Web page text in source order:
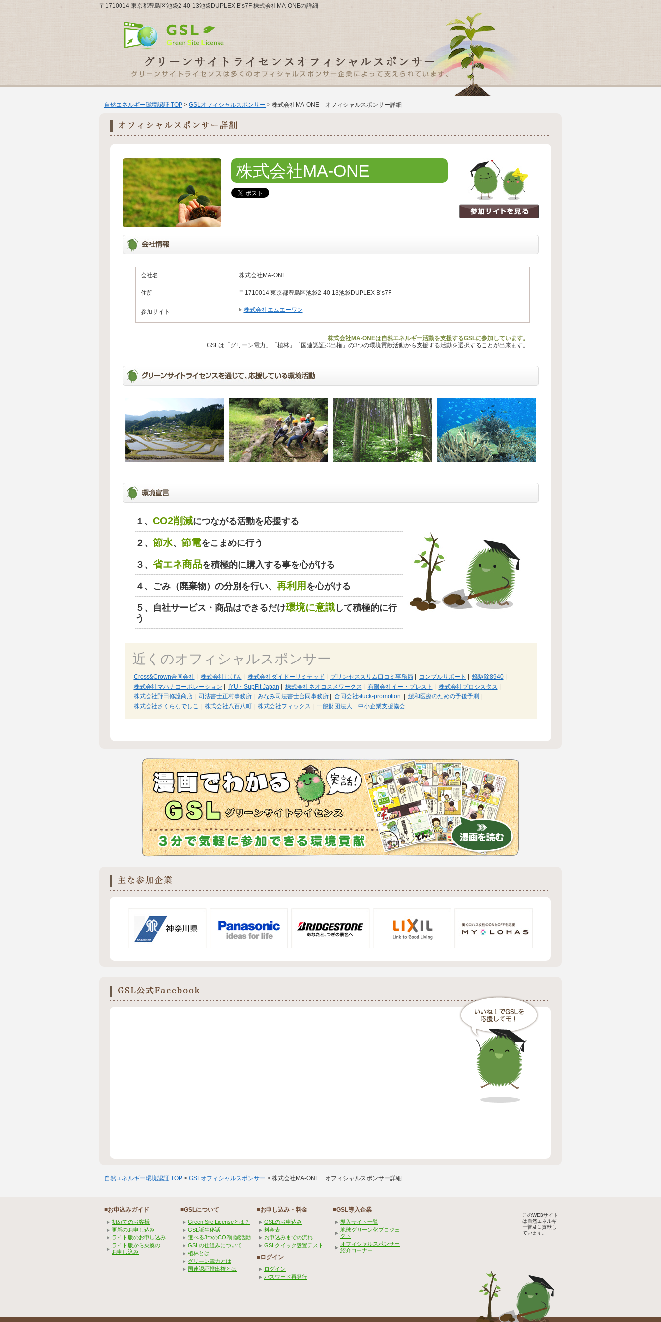
〒1710014 東京都豊島区池袋2-40-13池袋DUPLEX B’s7F 株式会社MA-ONEの詳細
自然エネルギー環境認証 TOP > GSLオフィシャルスポンサー > 株式会社MA-ONE オフィシャルスポンサー詳細
株式会社MA-ONE
会社名 株式会社MA-ONE
住所 〒1710014 東京都豊島区池袋2-40-13池袋DUPLEX B’s7F
参加サイト 株式会社エムエーワン
株式会社MA-ONEは自然エネルギー活動を支援するGSLに参加しています。
GSLは「グリーン電力」「植林」「国連認証排出権」の3つの環境貢献活動から支援する活動を選択することが出来ます。
１、 CO2削減につながる活動を応援する
２、 節水、 節電をこまめに行う
３、 省エネ商品を積極的に購入する事を心がける
４、ごみ（廃棄物）の分別を行い、 再利用 を心がける
５、自社サービス・商品はできるだけ環境に意識して積極的に行
う
近くのオフィシャルスポンサー
Cross&Crown合同会社 株式会社じげん 株式会社ダイドーリミテッド プリンセススリム口コミ事務局 コンプルサポート 蜂駆除8940|
株式会社マハナコーポレーション
IYU・SupFit Japan 株式会社ネオコスメワークス 有限会社イー・プレスト 株式会社プロシスタス
株式会社野田修護商店| 司法書士正村事務所| みなみ司法書士合同事務所| 合同会社stuck-promotion.| 緩和医療のための予後予測
株式会社さくらなでしこ
株式会社八百八町| 株式会社フィックス 一般財団法人 中小企業支援協会
自然エネルギー環境認証 TOP > GSLオフィシャルスポンサー > 株式会社MA-ONE オフィシャルスポンサー詳細
■お申込みガイド
初めてのお客様
更新のお申し込み
ライト版のお申し込み
ライト版から乗換の
お申し込み
■GSLについて
Green Site Licenseとは？
GSL誕生秘話
選べる3つのCO2削減活動
GSLの仕組みについて
植林とは
グリーン電力とは
国連認証排出権とは
■お申し込み・料金
GSLのお申込み
料金表
お申込みまでの流れ
GSLクイック設置テスト
■ログイン
ログイン
パスワード再発行
■GSL導入企業
導入サイト一覧
地球グリーン化プロジェ
クト
オフィシャルスポンサー
紹介コーナー
このWEBサイト
は自然エネルギ
ー普及に貢献し
ています。